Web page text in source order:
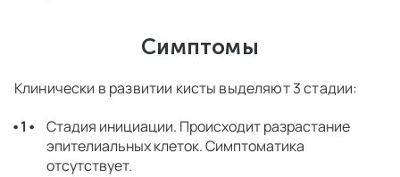
Симптомы
Клинически в развитии кисты выделяют 3 стадии:
Стадия инициации. Происходит разрастание
эпителиальных клеток. Симптоматика
отсутствует.